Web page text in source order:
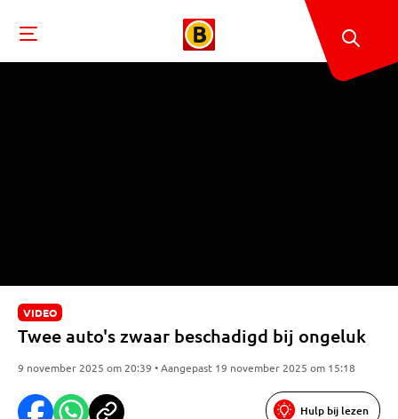
VIDEO
Twee auto's zwaar beschadigd bij ongeluk
9 november 2025 om 20:39 • Aangepast 19 november 2025 om 15:18
Hulp bij lezen